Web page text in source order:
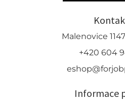
Malenovice
+420 604
Informace